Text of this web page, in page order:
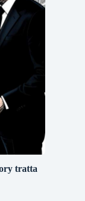
tratta